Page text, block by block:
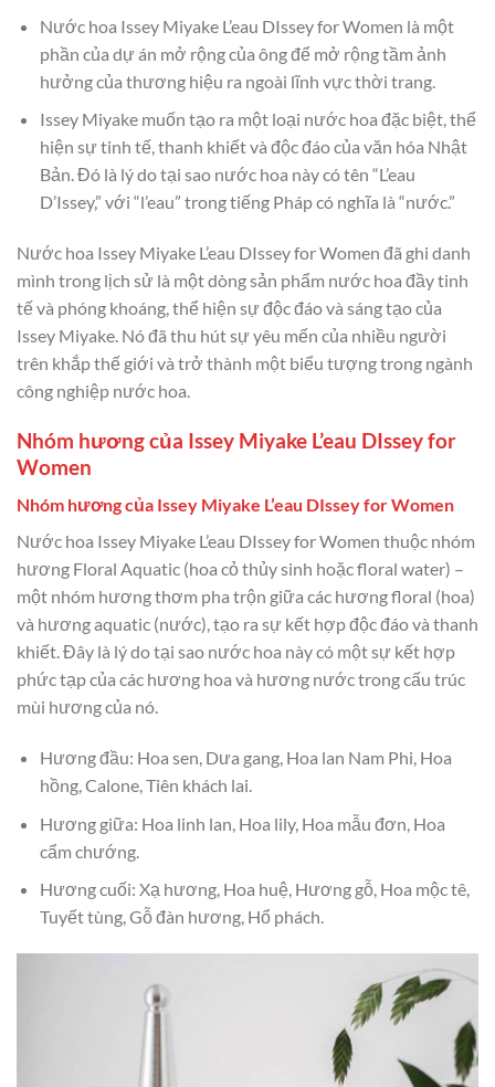
Nước hoa Issey Miyake L’eau DIssey for Women là một
phần của dự án mở rộng của ông để mở rộng tầm ảnh
hưởng của thương hiệu ra ngoài lĩnh vực thời trang.
Issey Miyake muốn tạo ra một loại nước hoa đặc biệt, thể
hiện sự tinh tế, thanh khiết và độc đáo của văn hóa Nhật
Bản. Đó là lý do tại sao nước hoa này có tên “L’eau
D’Issey,” với “l’eau” trong tiếng Pháp có nghĩa là “nước.”
Nước hoa Issey Miyake L’eau DIssey for Women đã ghi danh
mình trong lịch sử là một dòng sản phẩm nước hoa đầy tinh
tế và phóng khoáng, thể hiện sự độc đáo và sáng tạo của
Issey Miyake. Nó đã thu hút sự yêu mến của nhiều người
trên khắp thế giới và trở thành một biểu tượng trong ngành
công nghiệp nước hoa.
Nhóm hương của Issey Miyake L’eau DIssey for
Women
Nhóm hương của Issey Miyake L’eau DIssey for Women
Nước hoa Issey Miyake L’eau DIssey for Women thuộc nhóm
hương Floral Aquatic (hoa cỏ thủy sinh hoặc floral water) –
một nhóm hương thơm pha trộn giữa các hương floral (hoa)
và hương aquatic (nước), tạo ra sự kết hợp độc đáo và thanh
khiết. Đây là lý do tại sao nước hoa này có một sự kết hợp
phức tạp của các hương hoa và hương nước trong cấu trúc
mùi hương của nó.
Hương đầu: Hoa sen, Dưa gang, Hoa lan Nam Phi, Hoa
hồng, Calone, Tiên khách lai.
Hương giữa: Hoa linh lan, Hoa lily, Hoa mẫu đơn, Hoa
cẩm chướng.
Hương cuối: Xạ hương, Hoa huệ, Hương gỗ, Hoa mộc tê,
Tuyết tùng, Gỗ đàn hương, Hổ phách.